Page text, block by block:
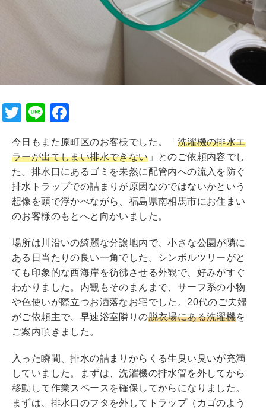
T
tt
er
Li
e c
e
b
o
o
k
今日もまた原町区のお客様でした。「 洗濯機の排水エ
ラーが出てしまい排水できない」とのご依頼内容でし
た。排水口にあるゴミを未然に配管内への流入を防ぐ
排水トラップでの詰まりが原因なのではないかという
想像を頭で浮かべながら、福島県南相馬市にお住まい
のお客様のもとへと向かいました。
場所は川沿いの綺麗な分譲地内で、小さな公園が隣に
ある日当たりの良い一角でした。シンボルツリーがと
ても印象的な西海岸を彷彿させる外観で、好みがすぐ
わかりました。内観もそのまんまで、サーフ系の小物
や色使いが際立つお洒落なお宅でした。20代のご夫婦
がご依頼主で、早速浴室隣りの脱衣場にある洗濯機を
ご案内頂きました。
入った瞬間、排水の詰まりからくる生臭い臭いが充満
していました。まずは、洗濯機の排水管を外してから
移動して作業スペースを確保してからになりました。
まずは、排水口のフタを外してトラップ（カゴのよう